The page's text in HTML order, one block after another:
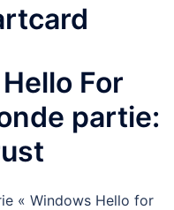
For
partie:
« Windows Hello for